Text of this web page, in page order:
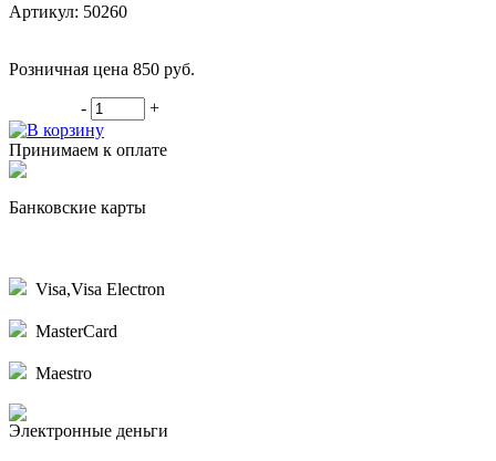
Артикул: 50260
Розничная цена 850 руб.
-
+
В корзину
Принимаем к оплате
Банковские карты
Visa,Visa Electron
MasterCard
Maestro
Электронные деньги